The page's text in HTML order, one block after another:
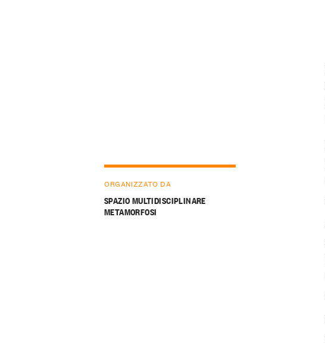
ORGANIZZATO DA
SPAZIO MULTIDISCIPLINARE
METAMORFOSI